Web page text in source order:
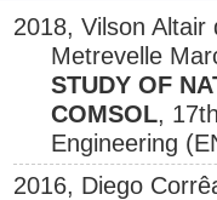
2018, Vilson
Metrevelle
STUDY OF
COMSOL,
Engineering
2016, Diego